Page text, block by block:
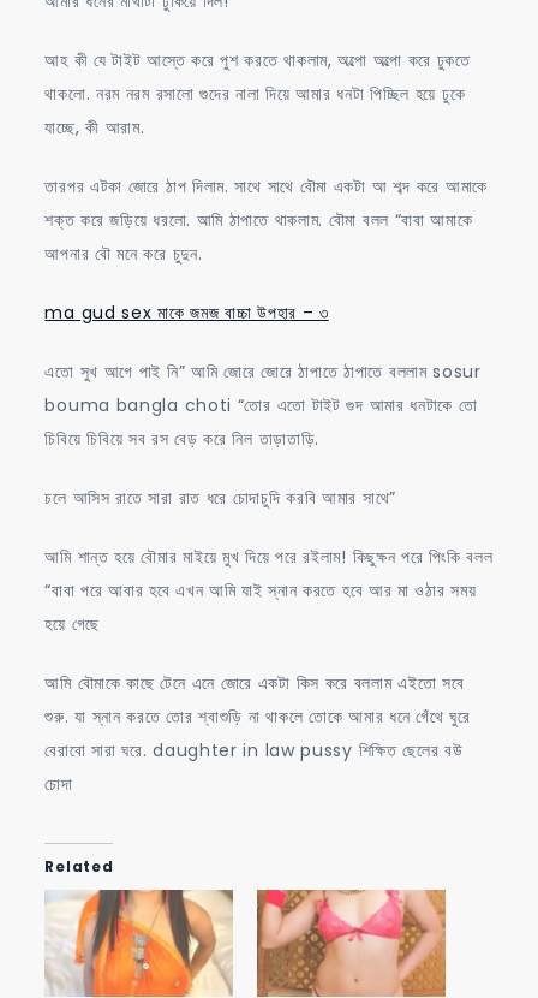
আহ কী যে টাইট আস্তে করে পুশ করতে থাকলাম, অল্পো অল্পো করে ঢুকতে
থাকলো. নরম নরম রসালো গুদের নালা দিয়ে আমার ধনটা পিচ্ছিল হয়ে ঢুকে
যাচ্ছে, কী আরাম.
তারপর এটকা জোরে ঠাপ দিলাম. সাথে সাথে বৌমা একটা আ শব্দ করে আমাকে
শক্ত করে জড়িয়ে ধরলো. আমি ঠাপাতে থাকলাম. বৌমা বলল “বাবা আমাকে
আপনার বৌ মনে করে চুদুন.
ma gud sex মাকে জমজ বাচ্চা উপহার – ৩
এতো সুখ আগে পাই নি” আমি জোরে জোরে ঠাপাতে ঠাপাতে বললাম sosur
bouma bangla choti “তোর এতো টাইট গুদ আমার ধনটাকে তো
চিবিয়ে চিবিয়ে সব রস বেড় করে নিল তাড়াতাড়ি.
চলে আসিস রাতে সারা রাত ধরে চোদাচুদি করবি আমার সাথে”
আমি শান্ত হয়ে বৌমার মাইয়ে মুখ দিয়ে পরে রইলাম! কিছুক্ষন পরে পিংকি বলল
“বাবা পরে আবার হবে এখন আমি যাই স্নান করতে হবে আর মা ওঠার সময়
হয়ে গেছে
আমি বৌমাকে কাছে টেনে এনে জোরে একটা কিস করে বললাম এইতো সবে
শুরু. যা স্নান করতে তোর শ্বাশুড়ি না থাকলে তোকে আমার ধনে গেঁথে ঘুরে
বেরাবো সারা ঘরে. daughter in law pussy শিক্ষিত ছেলের বউ
চোদা
Related